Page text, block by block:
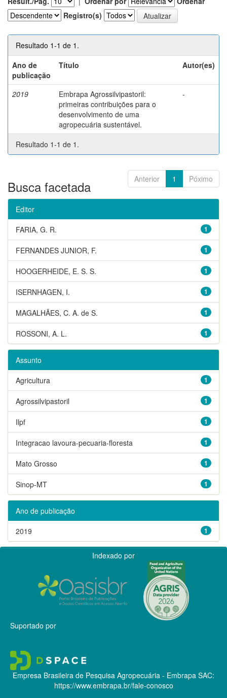
Registro(s)
Resultado 1-1 de 1.
Ano de
publicação
Título Autor(es)
2019
Embrapa Agrossilvipastoril:
primeiras contribuições para o
desenvolvimento de uma
agropecuária sustentável.
-
Resultado 1-1 de 1.
Anterior 1 Póximo
Busca facetada
Editor
1
FARIA, G. R.
1
FERNANDES JUNIOR, F.
1
HOOGERHEIDE, E. S. S.
1
ISERNHAGEN, I.
1
MAGALHÃES, C. A. de S.
1
ROSSONI, A. L.
Assunto
1
Agricultura
1
Agrossilvipastoril
1
Ilpf
1
Integracao lavoura-pecuaria-floresta
1
Mato Grosso
1
Sinop-MT
Ano de publicação
1
2019
Indexado por
Suportado por
Empresa Brasileira de Pesquisa Agropecuária - Embrapa SAC:
https://www.embrapa.br/fale-conosco